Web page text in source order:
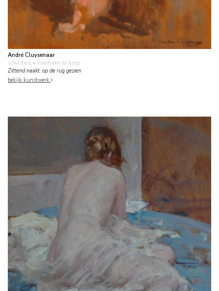
André Cluysenaar
schilderij • voorheen te koop
Zittend naakt, op de rug gezien
bekijk kunstwerk